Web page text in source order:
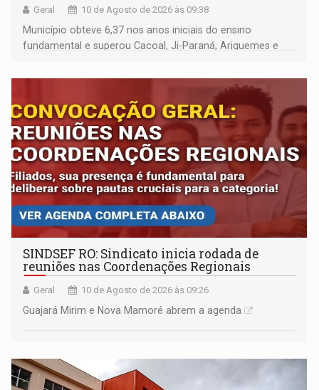
Geral 10 de Agosto de 2026 às 09:38
Município obteve 6,37 nos anos iniciais do ensino
fundamental e superou Cacoal, Ji-Paraná, Ariquemes e
SINDSEF RO: Sindicato inicia rodada de
reuniões nas Coordenações Regionais
Geral 10 de Agosto de 2026 às 09:26
Guajará Mirim e Nova Mamoré abrem a agenda